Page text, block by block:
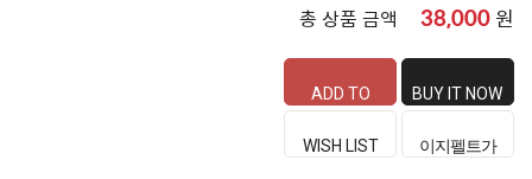
총 상품 금액
38,000원
ADD TO
CART
BUY IT NOW
WISH LIST 이지펠트가